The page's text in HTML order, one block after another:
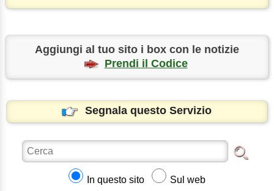
Aggiungi al tuo sito i box con le notizie
Prendi il Codice
Segnala questo Servizio
In questo sito Sul web